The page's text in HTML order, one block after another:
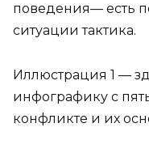
поведения— есть
ситуации тактика.
Иллюстрация 1 —
инфографику с
конфликте и их